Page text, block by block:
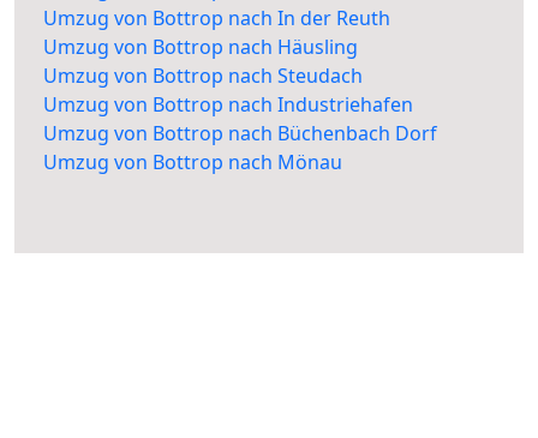
Umzug von Bottrop nach In der Reuth
Umzug von Bottrop nach Häusling
Umzug von Bottrop nach Steudach
Umzug von Bottrop nach Industriehafen
Umzug von Bottrop nach Büchenbach Dorf
Umzug von Bottrop nach Mönau